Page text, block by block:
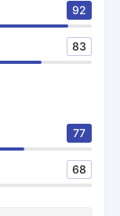
92
83
77
68